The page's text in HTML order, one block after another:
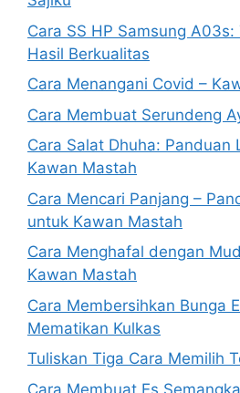
Cara SS HP Samsung
Hasil Berkualitas
Cara Menangani Covid –
Cara Membuat Serundeng
Cara Salat Dhuha: Panduan
Kawan Mastah
Cara Mencari Panjang –
untuk Kawan Mastah
Cara Menghafal dengan
Kawan Mastah
Cara Membersihkan Bunga
Mematikan Kulkas
Tuliskan Tiga Cara Memilih
Cara Membuat Es